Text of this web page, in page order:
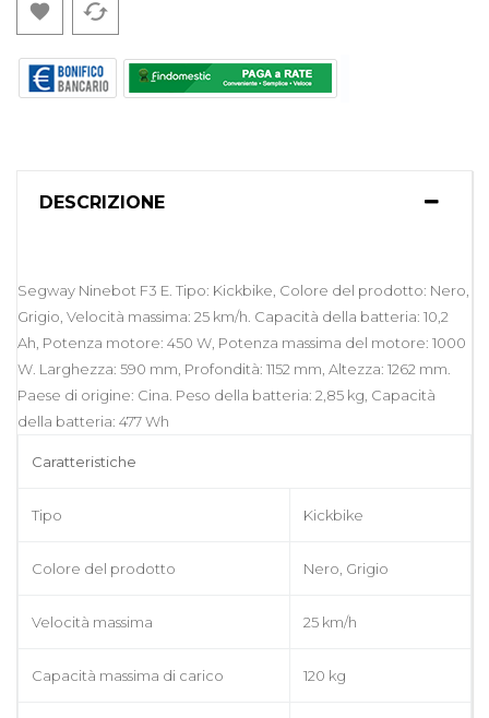
 cached
DESCRIZIONE
Segway Ninebot F3 E. Tipo: Kickbike, Colore del prodotto: Nero,
Grigio, Velocità massima: 25 km/h. Capacità della batteria: 10,2
Ah, Potenza motore: 450 W, Potenza massima del motore: 1000
W. Larghezza: 590 mm, Profondità: 1152 mm, Altezza: 1262 mm.
Paese di origine: Cina. Peso della batteria: 2,85 kg, Capacità
della batteria: 477 Wh
Caratteristiche
Tipo Kickbike
Colore del prodotto Nero, Grigio
Velocità massima 25 km/h
Capacità massima di carico 120 kg